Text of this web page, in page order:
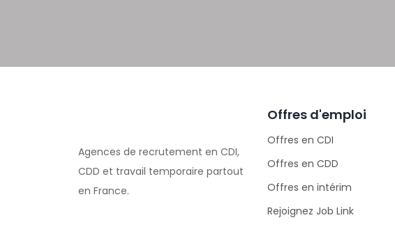
Agences de recrutement en CDI,
CDD et travail temporaire partout
en France.
Offres d'emploi
Offres en CDI
Offres en CDD
Offres en intérim
Rejoignez Job Link